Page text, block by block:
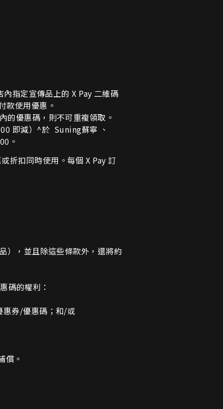
指定宣傳品上的 X Pay 二維碼
款使用優惠。
的優惠碼，則不可重複領取。
即減）^於 Suning蘇寧 、
。
折扣同時使用。每個 X Pay 訂
），並且除這些條款外，還將約
碼的權利：
惠券/優惠碼；和/或
償。